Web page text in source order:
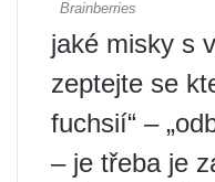
jaké misky s
zeptejte se
fuchsií“ –
– je třeba je